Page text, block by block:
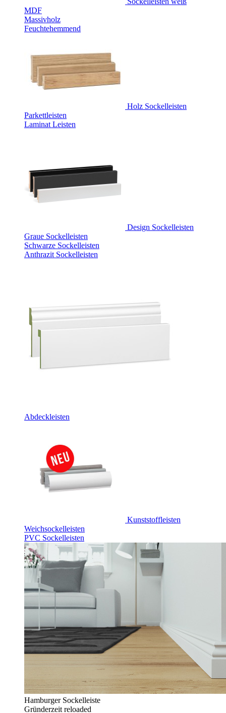
MDF
Massivholz
Feuchtehemmend
Holz Sockelleisten
Parkettleisten
Laminat Leisten
Design Sockelleisten
Graue Sockelleisten
Schwarze Sockelleisten
Anthrazit Sockelleisten
Abdeckleisten
Kunststoffleisten
Weichsockelleisten
PVC Sockelleisten
Hamburger Sockelleiste
Gründerzeit reloaded